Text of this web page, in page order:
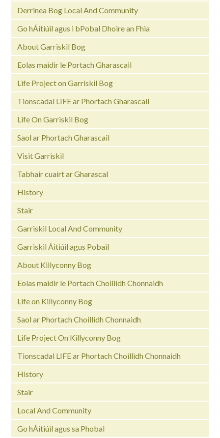
Derrinea Bog Local And Community
Go hÁitiúil agus i bPobal Dhoire an Fhia
About Garriskil Bog
Eolas maidir le Portach Gharascail
Life Project on Garriskil Bog
Tionscadal LIFE ar Phortach Gharascail
Life On Garriskil Bog
Saol ar Phortach Gharascail
Visit Garriskil
Tabhair cuairt ar Gharascal
History
Stair
Garriskil Local And Community
Garriskil Áitiúil agus Pobail
About Killyconny Bog
Eolas maidir le Portach Choillidh Chonnaidh
Life on Killyconny Bog
Saol ar Phortach Choillidh Chonnaidh
Life Project On Killyconny Bog
Tionscadal LIFE ar Phortach Choillidh Chonnaidh
History
Stair
Local And Community
Go hÁitiúil agus sa Phobal